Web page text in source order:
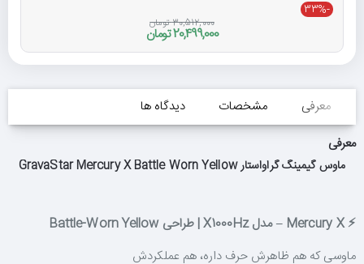
-33%
20,499,000 تومان
30,512,000 تومان
معرفی مشخصات
دیدگاه ها
معرفی
ماوس گیمینگ گراواستار GravaStar Mercury X Battle Worn Yellow
⚡ Mercury X – مدل X1000Hz | طراحی Battle-Worn Yellow
ماوسی که هم ظاهرش حرف داره، هم عملکردش